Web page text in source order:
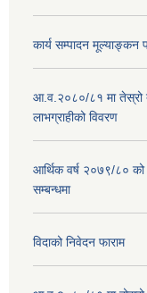
कार्य सम्पादन मूल्याङ्कन
आ.व.२०८०/८१ मा तेस्रो
लाभग्राहीको विवरण
आर्थिक वर्ष २०७९/८० को
सम्बन्धमा
विदाको निवेदन फाराम